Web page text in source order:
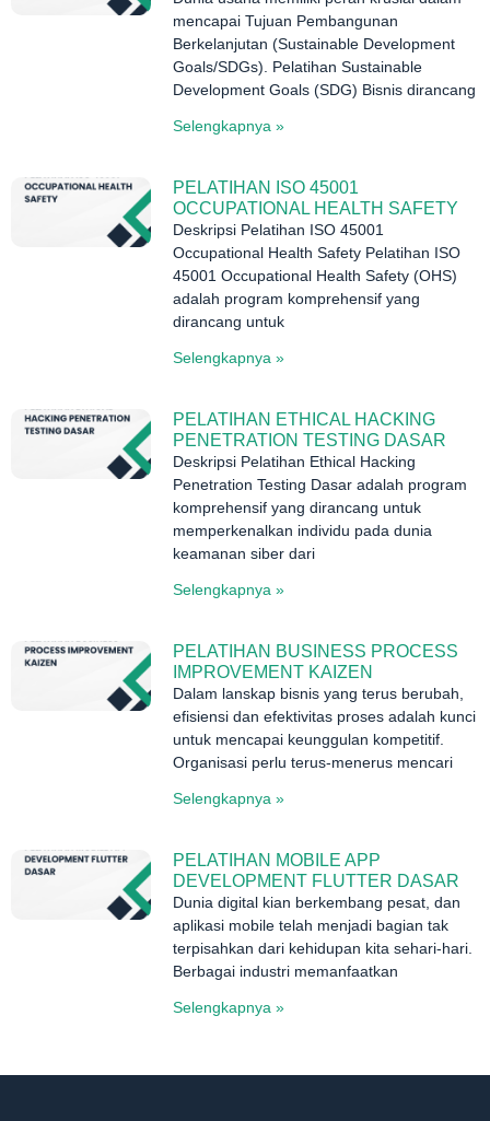
mencapai Tujuan Pembangunan
Berkelanjutan (Sustainable Development
Goals/SDGs). Pelatihan Sustainable
Development Goals (SDG) Bisnis dirancang
Selengkapnya »
PELATIHAN ISO 45001
OCCUPATIONAL HEALTH SAFETY
Deskripsi Pelatihan ISO 45001
Occupational Health Safety Pelatihan ISO
45001 Occupational Health Safety (OHS)
adalah program komprehensif yang
dirancang untuk
Selengkapnya »
PELATIHAN ETHICAL HACKING
PENETRATION TESTING DASAR
Deskripsi Pelatihan Ethical Hacking
Penetration Testing Dasar adalah program
komprehensif yang dirancang untuk
memperkenalkan individu pada dunia
keamanan siber dari
Selengkapnya »
PELATIHAN BUSINESS PROCESS
IMPROVEMENT KAIZEN
Dalam lanskap bisnis yang terus berubah,
efisiensi dan efektivitas proses adalah kunci
untuk mencapai keunggulan kompetitif.
Organisasi perlu terus-menerus mencari
Selengkapnya »
PELATIHAN MOBILE APP
DEVELOPMENT FLUTTER DASAR
Dunia digital kian berkembang pesat, dan
aplikasi mobile telah menjadi bagian tak
terpisahkan dari kehidupan kita sehari-hari.
Berbagai industri memanfaatkan
Selengkapnya »